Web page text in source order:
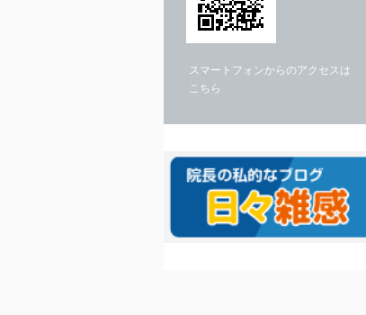
スマートフォンからのアクセスは
こちら